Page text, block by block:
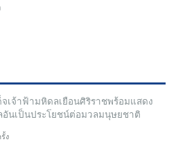
เจ้าฟ้ามหิดลเยือนศิริราชพร้อมแสดง
อันเป็นประโยชน์ต่อมวลมนุษยชาติ
ง